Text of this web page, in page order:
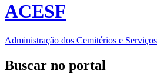
ACESF
Administração dos Cemitérios e
Buscar no portal